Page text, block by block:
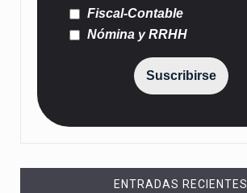
Fiscal-Contable
Nómina y RRHH
Suscribirse
ENTRADAS RECIENTES